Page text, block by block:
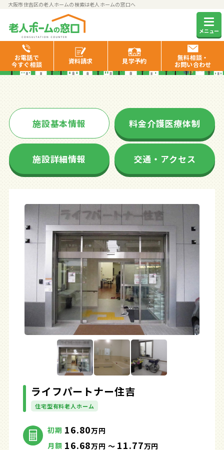
大阪市住吉区の老人ホームの検索は老人ホームの窓口へ
メニュー
お電話で
今すぐ相談
資料請求 見学予約
無料相談・
お問い合わせ
ライフパートナー住吉
施設基本情報 料金介護医療体制
施設詳細情報 交通・アクセス
ライフパートナー住吉
住宅型有料老人ホーム
初期 16.80万円
月額 16.68万円 ～ 11.77万円